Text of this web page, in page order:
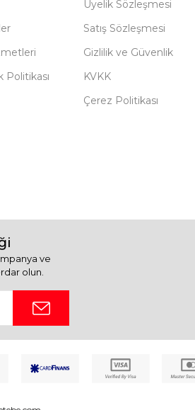
Politikası
Üyelik Sözleşmesi
Satış Sözleşmesi
Gizlilik ve Güvenlik
KVKK
Çerez Politikası
ve
olun.